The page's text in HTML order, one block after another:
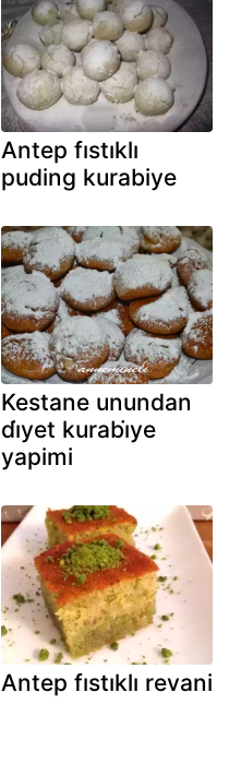
Antep fıstıklı
puding kurabiye
Kestane unundan
di̇yet kurabi̇ye
yapimi
Antep fıstıklı revani